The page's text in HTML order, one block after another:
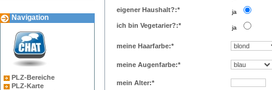
Navigation
PLZ-Bereiche
PLZ-Karte
eigener Haushalt?:*
ja
ich bin Vegetarier?:*
ja
meine Haarfarbe:*
meine Augenfarbe:*
mein Alter:*